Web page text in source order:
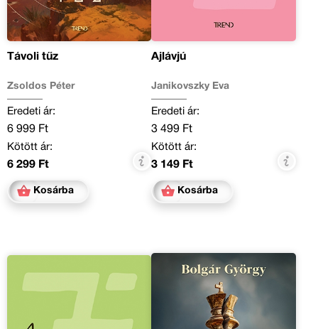
Távoli tűz
Zsoldos Péter
Eredeti ár:
6 999 Ft
Kötött ár:
6 299 Ft
Kosárba
Ájlávjú
Janikovszky Éva
Eredeti ár:
3 499 Ft
Kötött ár:
3 149 Ft
Kosárba